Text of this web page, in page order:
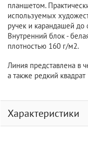
планшетом.
используемых
ручек и карандашей до
Внутренний блок -
плотностью 160 г/м2.
Линия представлена в
а также редкий
Характеристики